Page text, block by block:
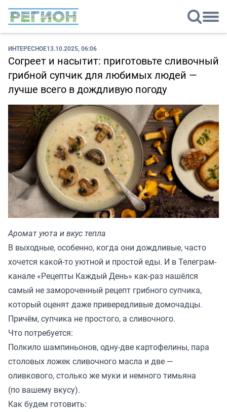
ИНТЕРЕСНОЕ13.10.2025, 06:06
Согреет и насытит: приготовьте сливочный
грибной супчик для любимых людей —
лучше всего в дождливую погоду
Аромат уюта и вкус тепла
В выходные, особенно, когда они дождливые, часто
хочется какой-то уютной и простой еды. И в Телеграм-
канале «Рецепты Каждый День» как-раз нашёлся
самый не замороченный рецепт грибного супчика,
который оценят даже привередливые домочадцы.
Причём, супчика не простого, а сливочного.
Что потребуется:
Полкило шампиньонов, одну-две картофелины, пара
столовых ложек сливочного масла и две —
оливкового, столько же муки и немного тимьяна
(по вашему вкусу).
Как будем готовить: